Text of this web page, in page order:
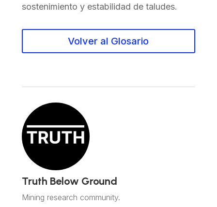
sostenimiento y estabilidad de taludes.
Volver al Glosario
Truth Below Ground
Mining research community.